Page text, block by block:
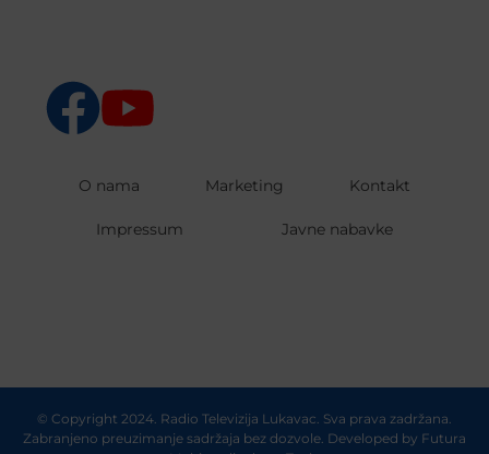
O nama Marketing Kontakt
Impressum Javne nabavke
© Copyright 2024. Radio Televizija Lukavac. Sva prava zadržana.
Zabranjeno preuzimanje sadržaja bez dozvole. Developed by Futura